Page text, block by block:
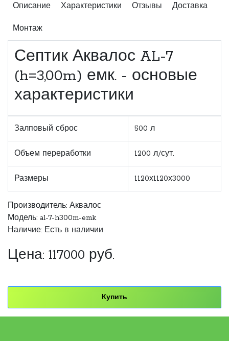
Описание Характеристики Отзывы Доставка
Монтаж
Септик Аквалос AL-7
(h=3,00m) емк. - основые
характеристики
Залповый сброс 500 л
Объем переработки 1200 л/сут.
Размеры 1120х1120х3000
Производитель: Аквалос
Модель: al-7-h300m-emk
Наличие: Есть в наличии
Цена: 117000 руб.
Купить